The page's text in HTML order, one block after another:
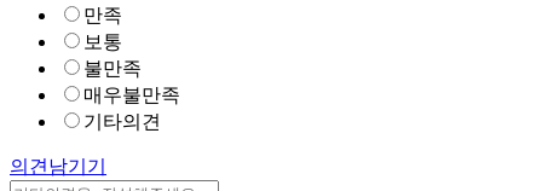
만족
보통
불만족
매우불만족
기타의견
의견남기기